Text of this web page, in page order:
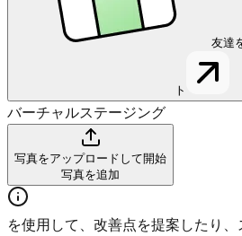
友達
ト
バーチャルステージング
写真をアップロードして開始
写真を追加
を使用して、改善点を提案したり